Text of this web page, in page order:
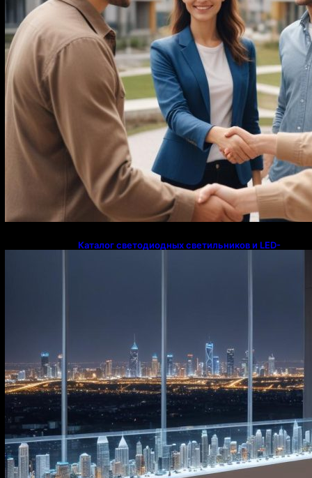
Каталог светодиодных светильников и LED-